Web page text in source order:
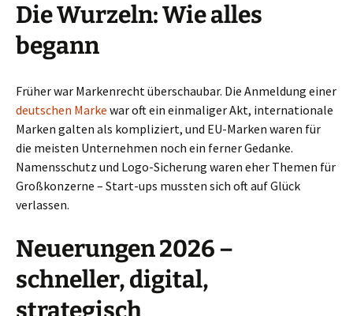
Die Wurzeln: Wie alles
begann
Früher war Markenrecht überschaubar. Die Anmeldung einer
deutschen Marke war oft ein einmaliger Akt, internationale
Marken galten als kompliziert, und EU-Marken waren für
die meisten Unternehmen noch ein ferner Gedanke.
Namensschutz und Logo-Sicherung waren eher Themen für
Großkonzerne – Start-ups mussten sich oft auf Glück
verlassen.
Neuerungen 2026 –
schneller, digital,